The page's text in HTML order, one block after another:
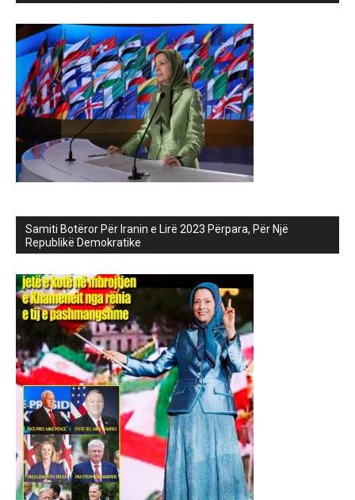
Samiti Botëror Për Iranin e Lirë 2023 Përpara, Për Një
Republikë Demokratike